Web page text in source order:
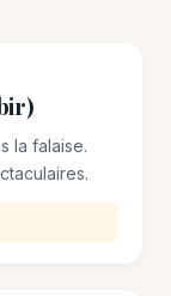
la falaise.